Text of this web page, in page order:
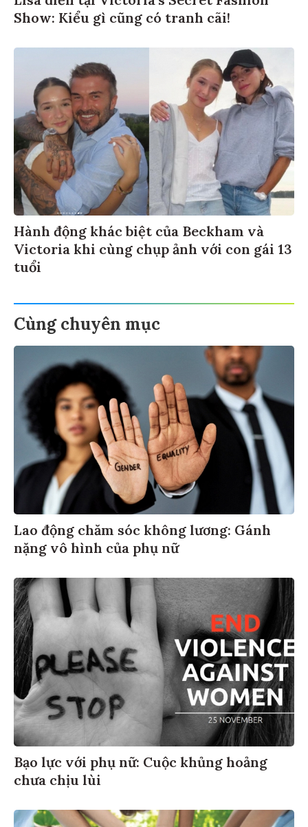
Show: Kiểu gì cũng có tranh cãi!
Hành động khác biệt của Beckham và
Victoria khi cùng chụp ảnh với con gái 13
tuổi
Cùng chuyên mục
Lao động chăm sóc không lương: Gánh
nặng vô hình của phụ nữ
Bạo lực với phụ nữ: Cuộc khủng hoảng
chưa chịu lùi